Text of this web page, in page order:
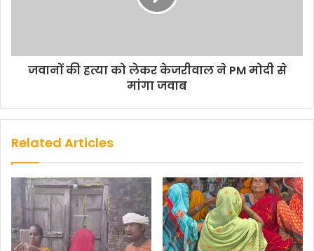
जवानों की हत्या को लेकर केजरीवाल ने PM मोदी से
मांगा जवाब
Related Articles